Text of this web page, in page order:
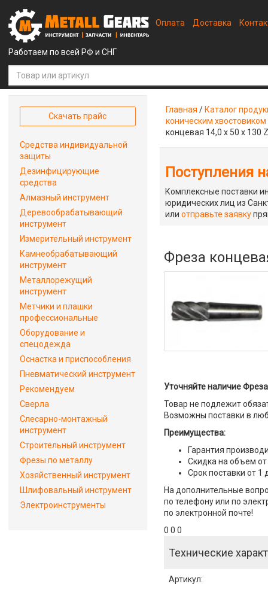
Работаем по всей РФ и СНГ
Оплата Доставка
Главная / Каталог
коническим хвостовиком
концевая 14,0 х 50 х 130
Поступления
Комплексные поставки
юридических лиц из
илиотправьте заявку
Фреза
Уточняйте наличие
Товар не подлежит
Возможны поставки в
Преимущества:
Гарантия
Скидка на объем от
Срок поставки от 1
На дополнительные
по телефону или по
по электронной почте!
0 0 0
Технические
Артикул:
Скачать прайс
Средства индивидуальной
защиты
Дезинфицирующие
средства
Алмазный инструмент
Деревообрабатывающий
инструмент
Измерительный инструмент
Камнеобрабатывающий
инструмент
Металлорежущий
инструмент
Метчики и плашки
профессиональные
Оборудование и
спецодежда
Оснастка и приспособления
Пневматический инструмент
Рекомендуем
Сверла
Слесарно-монтажный
инструмент
Строительный инструмент
Фрезы по металлу
Хозяйственный инструмент
Шлифовальный инструмент
Электроинструменты